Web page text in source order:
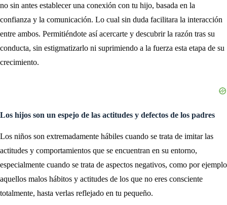
no sin antes establecer una conexión con tu hijo, basada en la
confianza y la comunicación. Lo cual sin duda facilitara la interacción
entre ambos. Permitiéndote así acercarte y descubrir la razón tras su
conducta, sin estigmatizarlo ni suprimiendo a la fuerza esta etapa de su
crecimiento.
Los hijos son un espejo de las actitudes y defectos de los padres
Los niños son extremadamente hábiles cuando se trata de imitar las
actitudes y comportamientos que se encuentran en su entorno,
especialmente cuando se trata de aspectos negativos, como por ejemplo
aquellos malos hábitos y actitudes de los que no eres consciente
totalmente, hasta verlas reflejado en tu pequeño.